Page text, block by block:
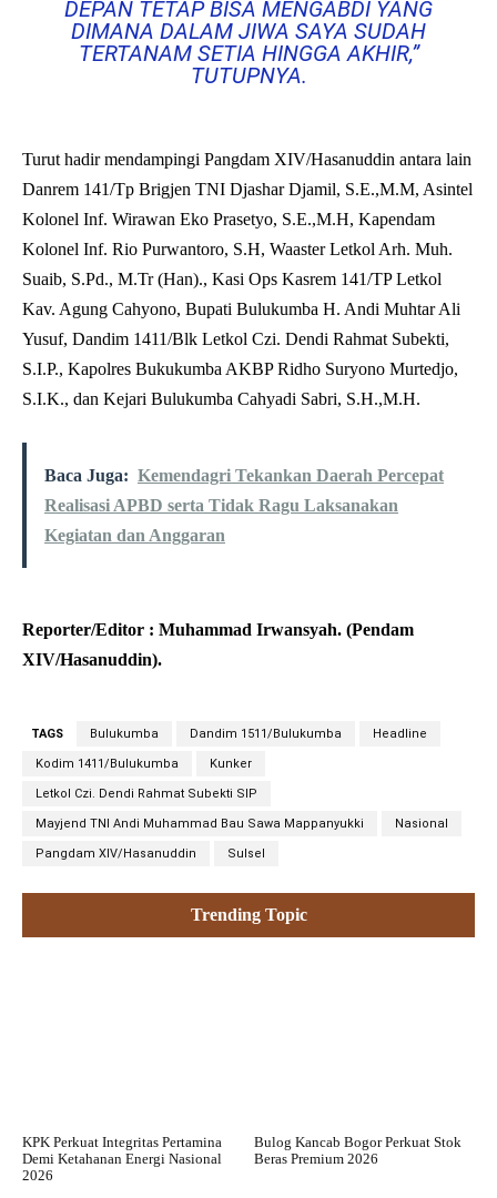
DEPAN TETAP BISA MENGABDI YANG
DIMANA DALAM JIWA SAYA SUDAH
TERTANAM SETIA HINGGA AKHIR,”
TUTUPNYA.
Turut hadir mendampingi Pangdam XIV/Hasanuddin antara lain
Danrem 141/Tp Brigjen TNI Djashar Djamil, S.E.,M.M, Asintel
Kolonel Inf. Wirawan Eko Prasetyo, S.E.,M.H, Kapendam
Kolonel Inf. Rio Purwantoro, S.H, Waaster Letkol Arh. Muh.
Suaib, S.Pd., M.Tr (Han)., Kasi Ops Kasrem 141/TP Letkol
Kav. Agung Cahyono, Bupati Bulukumba H. Andi Muhtar Ali
Yusuf, Dandim 1411/Blk Letkol Czi. Dendi Rahmat Subekti,
S.I.P., Kapolres Bukukumba AKBP Ridho Suryono Murtedjo,
S.I.K., dan Kejari Bulukumba Cahyadi Sabri, S.H.,M.H.
Baca Juga: Kemendagri Tekankan Daerah Percepat
Realisasi APBD serta Tidak Ragu Laksanakan
Kegiatan dan Anggaran
Reporter/Editor : Muhammad Irwansyah. (Pendam
XIV/Hasanuddin).
TAGS Bulukumba Dandim 1511/Bulukumba Headline
Kodim 1411/Bulukumba Kunker
Letkol Czi. Dendi Rahmat Subekti SIP
Mayjend TNI Andi Muhammad Bau Sawa Mappanyukki Nasional
Pangdam XIV/Hasanuddin Sulsel
Trending Topic
KPK Perkuat Integritas Pertamina
Demi Ketahanan Energi Nasional
2026
Bulog Kancab Bogor Perkuat Stok
Beras Premium 2026